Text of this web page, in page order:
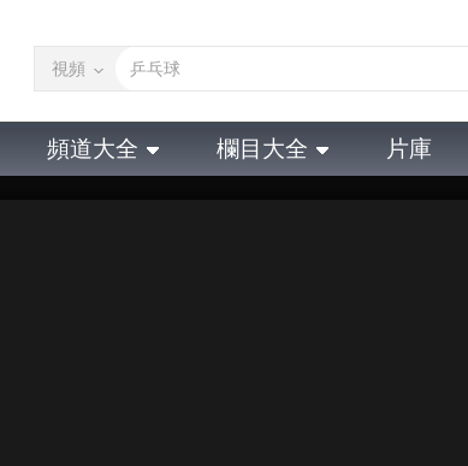
視頻
頻道大全 欄目大全 片庫